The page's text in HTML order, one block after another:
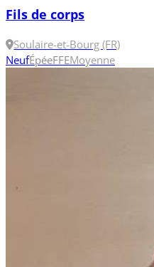
Fils de corps
Soulaire-et-Bourg (FR)
NeufÉpéeFFEMoyenne